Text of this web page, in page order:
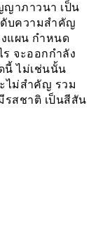
ญาภาวนา เป็น
ดับความสำคัญ
แผน กำหนด
ร จะออกกำลัง
นี้ ไม่เช่นนั้น
ไม่สำคัญ รวม
รสชาติ เป็นสีสัน